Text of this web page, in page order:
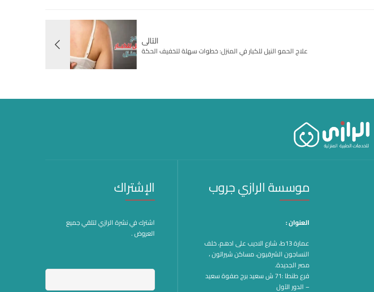
التالى
علاج الحمو النيل للكبار في المنزل: خطوات سهلة لتخفيف الحكة
موسسة الرازي جروب
العنوان :
عمارة 13ط، شارع الاديب على ادهم، خلف
النساجون الشرقيون، مساكن شيراتون ،
مصر الجديدة.
فرع طنطا :71 ش سعيد برج صفوة سعيد
– الدور الآول
الإشتراك
اشترك في نشرة الرازي لتلقي جميع
العروض .